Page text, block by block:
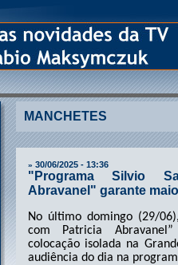
MANCHETES
» 30/06/2025 - 13:36
"Programa Silvio
Abravanel" garante
No último domingo (29/
com Patricia
colocação isolada na
audiência do dia na